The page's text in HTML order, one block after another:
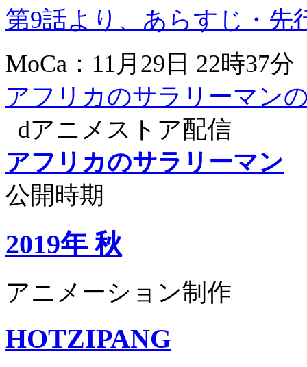
第9話より、あらすじ・先
MoCa：11月29日 22時37分
アフリカのサラリーマン
dアニメストア配信
アフリカのサラリーマン
公開時期
2019年 秋
アニメーション制作
HOTZIPANG